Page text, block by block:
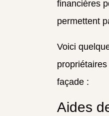
financières
permettent
Voici
façade :
Aides